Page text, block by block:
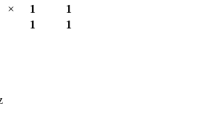
× 1
1
1 1